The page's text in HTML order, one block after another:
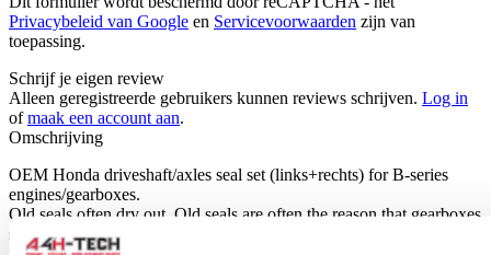
Privacybeleid van Google en Servicevoorwaarden zijn van
toepassing.
Schrijf je eigen review
Alleen geregistreerde gebruikers kunnen reviews schrijven. Log in
ofmaak een account aan.
Omschrijving
OEM Honda driveshaft/axles seal set (links+rechts) for B-series
engines/gearboxes.
Old seals often dry out. Old seals are often the reason that gearboxes
start to leak.